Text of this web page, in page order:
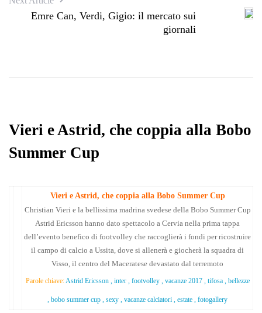
Emre Can, Verdi, Gigio: il mercato sui
giornali
Vieri e Astrid, che coppia alla Bobo
Summer Cup
Vieri e Astrid, che coppia alla Bobo Summer Cup
Christian Vieri e la bellissima madrina svedese della Bobo Summer Cup
Astrid Ericsson hanno dato spettacolo a Cervia nella prima tappa
dell’evento benefico di footvolley che raccoglierà i fondi per ricostruire
il campo di calcio a Ussita, dove si allenerà e giocherà la squadra di
Visso, il centro del Maceratese devastato dal terremoto
Parole chiave:Astrid Ericsson , inter , footvolley , vacanze 2017 , tifosa , bellezze
, bobo summer cup , sexy , vacanze calciatori , estate , fotogallery